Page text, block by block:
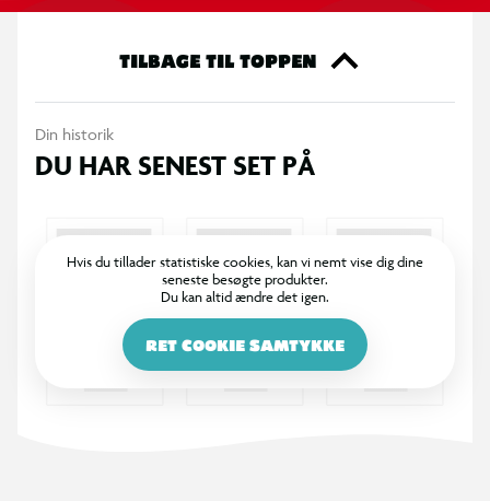
TILBAGE TIL TOPPEN
Din historik
DU HAR SENEST SET PÅ
Hvis du tillader statistiske cookies, kan vi nemt vise dig dine
seneste besøgte produkter.
Du kan altid ændre det igen.
RET COOKIE SAMTYKKE